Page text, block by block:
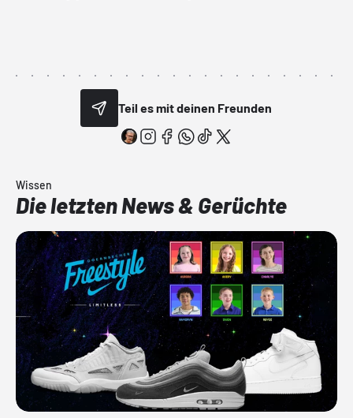
Teil es mit deinen Freunden
Wissen
Die letzten News & Gerüchte